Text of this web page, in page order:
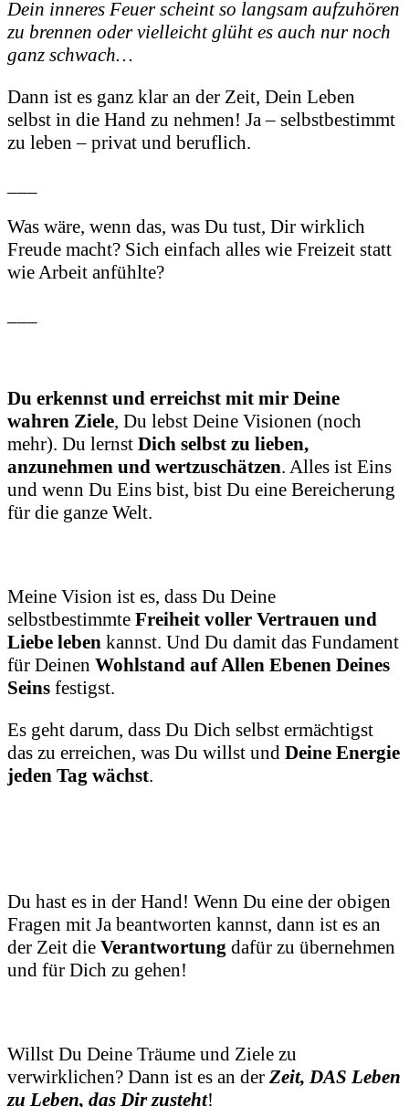
Dein inneres Feuer scheint so langsam aufzuhören
zu brennen oder vielleicht glüht es auch nur noch
ganz schwach…
Dann ist es ganz klar an der Zeit, Dein Leben
selbst in die Hand zu nehmen! Ja – selbstbestimmt
zu leben – privat und beruflich.
Was wäre, wenn das, was Du tust, Dir wirklich
Freude macht? Sich einfach alles wie Freizeit statt
wie Arbeit anfühlte?
Du erkennst und erreichst mit mir Deine
wahren Ziele, Du lebst Deine Visionen (noch
mehr). Du lernst Dich selbst zu lieben,
anzunehmen und wertzuschätzen. Alles ist Eins
und wenn Du Eins bist, bist Du eine Bereicherung
für die ganze Welt.
Meine Vision ist es, dass Du Deine
selbstbestimmte Freiheit voller Vertrauen und
Liebe leben kannst. Und Du damit das Fundament
für Deinen Wohlstand auf Allen Ebenen Deines
Seins festigst.
Es geht darum, dass Du Dich selbst ermächtigst
das zu erreichen, was Du willst und Deine Energie
jeden Tag wächst.
Du hast es in der Hand! Wenn Du eine der obigen
Fragen mit Ja beantworten kannst, dann ist es an
der Zeit die Verantwortung dafür zu übernehmen
und für Dich zu gehen!
Willst Du Deine Träume und Ziele zu
verwirklichen? Dann ist es an der Zeit, DAS Leben
zu Leben, das Dir zusteht!